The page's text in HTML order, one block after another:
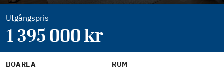
Utgångspris
1 395 000kr
BOAREA
RUM